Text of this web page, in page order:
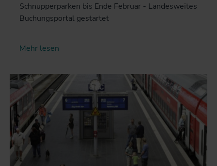
Schnupperparken bis Ende Februar - Landesweites
Buchungsportal gestartet
Mehr lesen